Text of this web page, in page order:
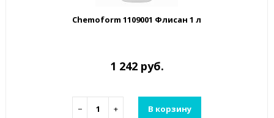
Chemoform 1109001 Флисан 1 л
1 242 руб.
− + В корзину